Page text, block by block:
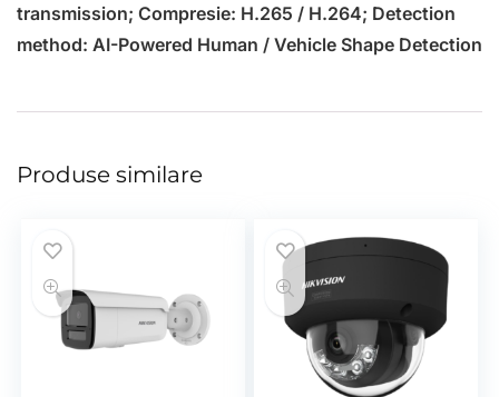
transmission; Compresie: H.265 / H.264; Detection
method: AI-Powered Human / Vehicle Shape Detection
Produse similare